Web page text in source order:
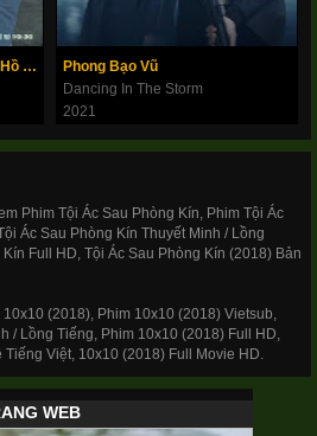
Bạn Cùng Phòng Của Tôi Là Hồ Ly
Phong Bạo Vũ
Dancing In The Storm
2021
Phim Tội Ác Sau Phòng Kín, Phim Tội Ác
Ác Sau Phòng Kín Thuyết Minh / Lồng
Full HD, Tội Ác Sau Phòng Kín (2018) Bản
(2018), Phim 10x10 (2018) Vietsub,
/ Lồng Tiếng, Phim 10x10 (2018) Full HD,
Việt, 10x10 (2018) Full Movie HD.